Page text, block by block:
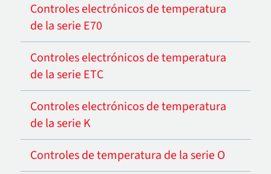
Controles electrónicos de temperatura
de la serie E70
Controles electrónicos de temperatura
de la serie ETC
Controles electrónicos de temperatura
de la serie K
Controles de temperatura de la serie O